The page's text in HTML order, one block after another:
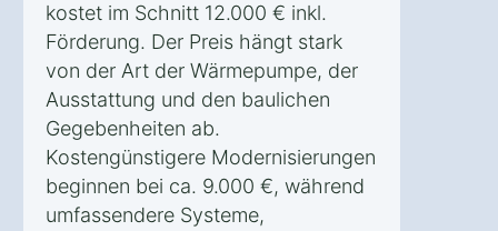
kostet im Schnitt 12.000 € inkl.
Förderung. Der Preis hängt stark
von der Art der Wärmepumpe, der
Ausstattung und den baulichen
Gegebenheiten ab.
Kostengünstigere Modernisierungen
beginnen bei ca. 9.000 €, während
umfassendere Systeme,